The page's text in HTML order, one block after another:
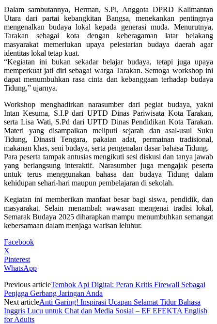
Dalam sambutannya, Herman, S.Pi, Anggota DPRD Kalimantan
Utara dari partai kebangkitan Bangsa, menekankan pentingnya
mengenalkan budaya lokal kepada generasi muda. Menurutnya,
Tarakan sebagai kota dengan keberagaman latar belakang
masyarakat memerlukan upaya pelestarian budaya daerah agar
identitas lokal tetap kuat.
“Kegiatan ini bukan sekadar belajar budaya, tetapi juga upaya
memperkuat jati diri sebagai warga Tarakan. Semoga workshop ini
dapat menumbuhkan rasa cinta dan kebanggaan terhadap budaya
Tidung,” ujarnya.
Workshop menghadirkan narasumber dari pegiat budaya, yakni
Intan Kesuma, S.I.P dari UPTD Dinas Pariwisata Kota Tarakan,
serta Lisa Wati, S.Pd dari UPTD Dinas Pendidikan Kota Tarakan.
Materi yang disampaikan meliputi sejarah dan asal-usul Suku
Tidung, Dinasti Tengara, pakaian adat, permainan tradisional,
makanan khas, seni budaya, serta pengenalan dasar bahasa Tidung.
Para peserta tampak antusias mengikuti sesi diskusi dan tanya jawab
yang berlangsung interaktif. Narasumber juga mengajak peserta
untuk terus menggunakan bahasa dan budaya Tidung dalam
kehidupan sehari-hari maupun pembelajaran di sekolah.
Kegiatan ini memberikan manfaat besar bagi siswa, pendidik, dan
masyarakat. Selain menambah wawasan mengenai tradisi lokal,
Semarak Budaya 2025 diharapkan mampu menumbuhkan semangat
kebersamaan dalam menjaga warisan leluhur.
Facebook
X
Pinterest
WhatsApp
Previous articleTembok Api Digital: Peran Kritis Firewall Sebagai
Penjaga Gerbang Jaringan Anda
Next articleAnti Garing! Inspirasi Ucapan Selamat Tidur Bahasa
Inggris Lucu untuk Chat dan Media Sosial – EF EFEKTA English
for Adults